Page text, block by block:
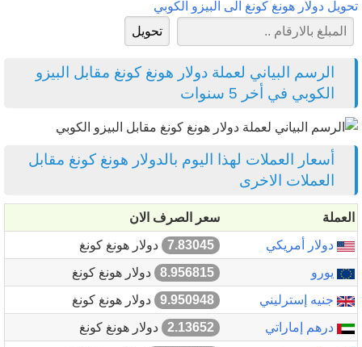
تحويل دولار هونغ كونغ الى البيزو الكوبي
الرسم البياني لعملة دولار هونغ كونغ مقابل البيزو
الكوبي في أخر 5 سنوات
أسعار العملات لهذا اليوم بالدولار هونغ كونغ مقابل
العملات الاخرى
العملة
سعر الصرف الان
دولار أمريكي
7.83045
دولار هونغ كونغ
يورو
8.956815
دولار هونغ كونغ
جنيه إسترليني
9.950948
دولار هونغ كونغ
درهم إماراتي
2.13652
دولار هونغ كونغ